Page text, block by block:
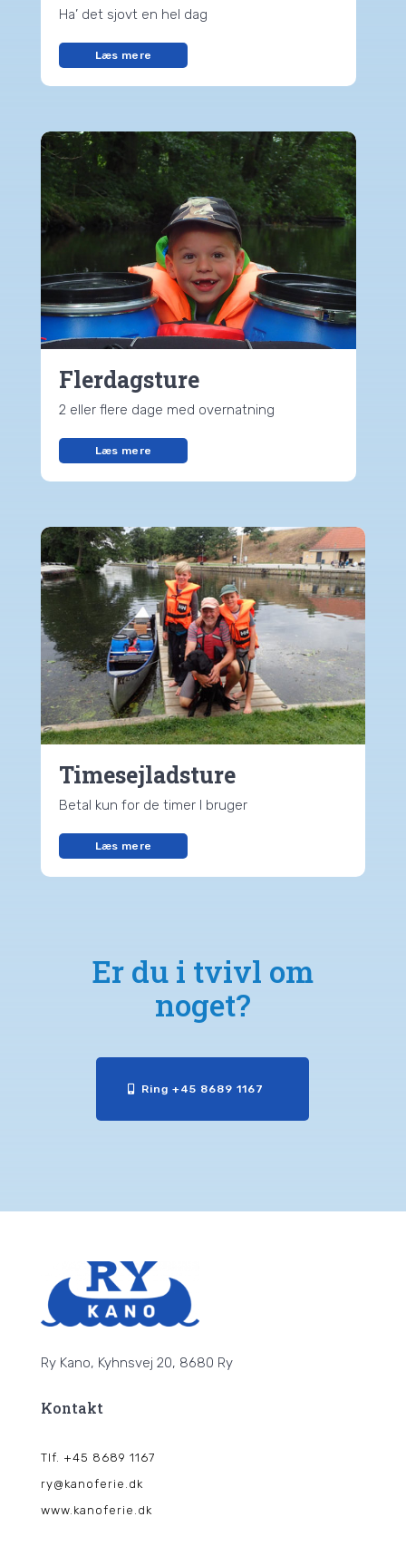
Ha’ det sjovt en hel dag
Læs mere
Flerdagsture
2 eller flere dage med overnatning
Læs mere
Timesejladsture
Betal kun for de timer I bruger
Læs mere
Er du i tvivl om
noget?
Ring +45 8689 1167
Ry Kano, Kyhnsvej 20, 8680 Ry
Kontakt
Tlf. +45 8689 1167
ry@kanoferie.dk
www.kanoferie.dk